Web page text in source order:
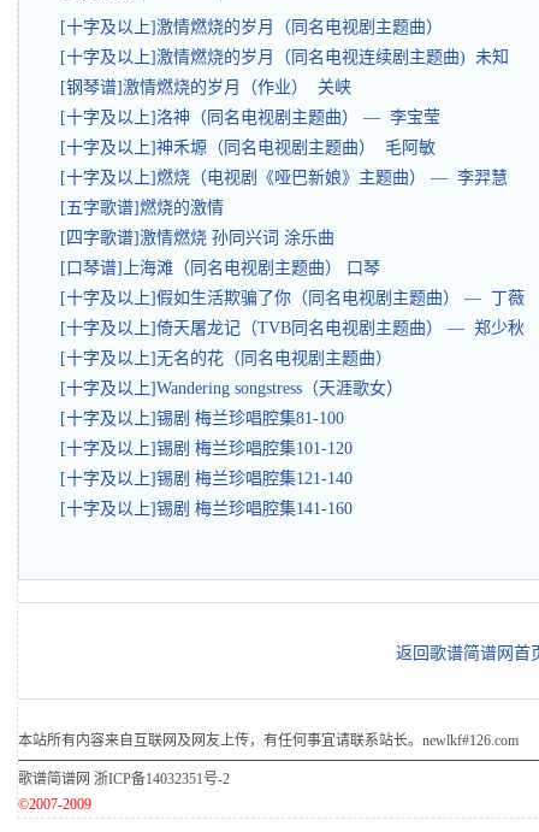
[十字及以上]激情燃烧的岁月（同名电视剧主题曲）
[十字及以上]激情燃烧的岁月（同名电视连续剧主题曲) 未知
[钢琴谱]激情燃烧的岁月（作业） 关峡
[十字及以上]洛神（同名电视剧主题曲） — 李宝莹
[十字及以上]神禾塬（同名电视剧主题曲） 毛阿敏
[十字及以上]燃烧（电视剧《哑巴新娘》主题曲） — 李羿慧
[五字歌谱]燃烧的激情
[四字歌谱]激情燃烧 孙同兴词 涂乐曲
[口琴谱]上海滩（同名电视剧主题曲） 口琴
[十字及以上]假如生活欺骗了你（同名电视剧主题曲） — 丁薇
[十字及以上]倚天屠龙记（TVB同名电视剧主题曲） — 郑少秋
[十字及以上]无名的花（同名电视剧主题曲）
[十字及以上]Wandering songstress（天涯歌女）
[十字及以上]锡剧 梅兰珍唱腔集81-100
[十字及以上]锡剧 梅兰珍唱腔集101-120
[十字及以上]锡剧 梅兰珍唱腔集121-140
[十字及以上]锡剧 梅兰珍唱腔集141-160
返回歌谱简谱网首
本站所有内容来自互联网及网友上传，有任何事宜请联系站长。newlkf#126.com
歌谱简谱网 浙ICP备14032351号-2
©2007-2009